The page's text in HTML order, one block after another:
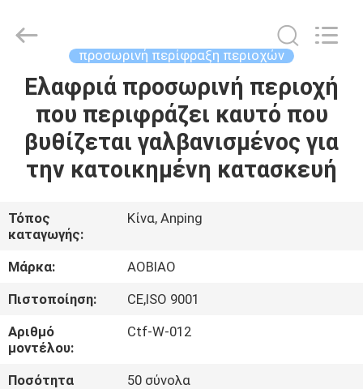
ΣΠΊΤΙ
ΠΡΟΪΌΝΤΑ
ΠΕΡΊΠΟΥ
ΕΜΕΊΣ
ΓΎΡΟΣ
ΕΡΓΟΣΤΑΣΊΩΝ
ΠΟΙΟΤΙΚΌΣ
ΈΛΕΓΧΟΣ
Copyright
Aobiao
Co.,Ltd.
Reserved.
Developed
προσωρινή περίφραξη περιοχών
Ελαφριά προσωρινή περιοχή
που περιφράζει καυτό που
βυθίζεται γαλβανισμένος για
την κατοικημένη κατασκευή
Τόπος
καταγωγής:
Κίνα, Anping
Μάρκα:
AOBIAO
Πιστοποίηση:
CE,ISO 9001
Αριθμό
μοντέλου:
Ctf-W-012
Ποσότητα
50 σύνολα